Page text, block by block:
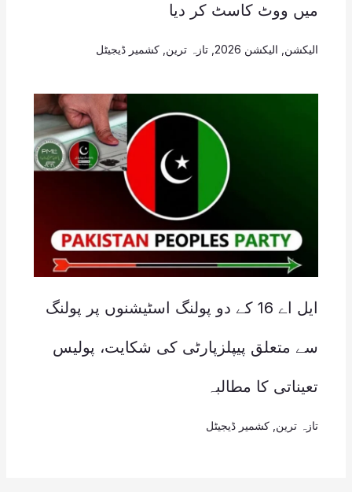
میں ووٹ کاسٹ کر دیا
الیکشن الیکشن 2026 , تازہ ترین کشمیر ڈیجیٹل
ایل اے 16 کے دو پولنگ اسٹیشنوں پر پولنگ
سے متعلق پیپلزپارٹی کی شکایت، پولیس
تعیناتی کا مطالبہ
تازہ ترین کشمیر ڈیجیٹل